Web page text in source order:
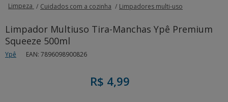
Limpeza Cuidados com a cozinha Limpadores multi-uso
Limpador Multiuso Tira-Manchas Ypê Premium
Squeeze 500ml
Ypê EAN: 7896098900826
R$ 4,99